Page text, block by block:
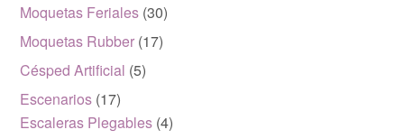
Moquetas Feriales (30)
Moquetas Rubber (17)
Césped Artificial (5)
Escenarios (17)
Escaleras Plegables (4)